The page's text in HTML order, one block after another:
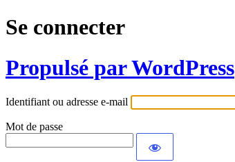
Se connecter
Propulsé par WordPress
Identifiant ou adresse e-mail
Mot de passe